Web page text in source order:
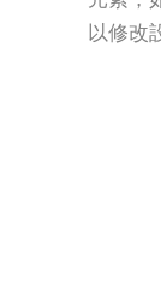
以修改